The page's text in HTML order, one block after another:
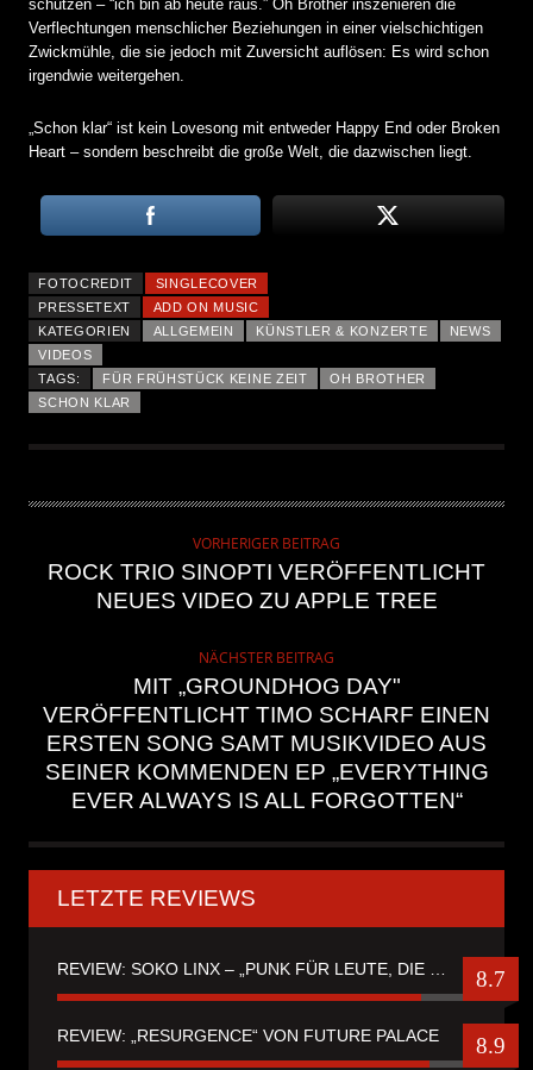
schützen – “ich bin ab heute raus.” Oh Brother inszenieren die
Verflechtungen menschlicher Beziehungen in einer vielschichtigen
Zwickmühle, die sie jedoch mit Zuversicht auflösen: Es wird schon
irgendwie weitergehen.
„Schon klar“ ist kein Lovesong mit entweder Happy End oder Broken
Heart – sondern beschreibt die große Welt, die dazwischen liegt.
FOTOCREDIT
SINGLECOVER
PRESSETEXT
ADD ON MUSIC
KATEGORIEN
ALLGEMEIN KÜNSTLER & KONZERTE
NEWS
VIDEOS
TAGS:
FÜR FRÜHSTÜCK KEINE ZEIT
OH BROTHER
SCHON KLAR
VORHERIGER BEITRAG
ROCK TRIO SINOPTI VERÖFFENTLICHT
NEUES VIDEO ZU APPLE TREE
NÄCHSTER BEITRAG
MIT „GROUNDHOG DAY"
VERÖFFENTLICHT TIMO SCHARF EINEN
ERSTEN SONG SAMT MUSIKVIDEO AUS
SEINER KOMMENDEN EP „EVERYTHING
EVER ALWAYS IS ALL FORGOTTEN“
LETZTE REVIEWS
8.7
REVIEW: „RESURGENCE“ VON FUTURE PALACE 8.9